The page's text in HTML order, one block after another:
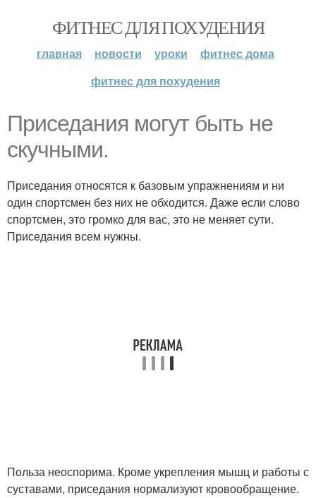
ФИТНЕС ДЛЯ ПОХУДЕНИЯ
главная новости уроки
фитнес дома
фитнес для похудения
Приседания могут быть не
скучными.
Приседания относятся к базовым упражнениям и ни
один спортсмен без них не обходится. Даже если слово
спортсмен, это громко для вас, это не меняет сути.
Приседания всем нужны.
Польза неоспорима. Кроме укрепления мышц и работы с
суставами, приседания нормализуют кровообращение.